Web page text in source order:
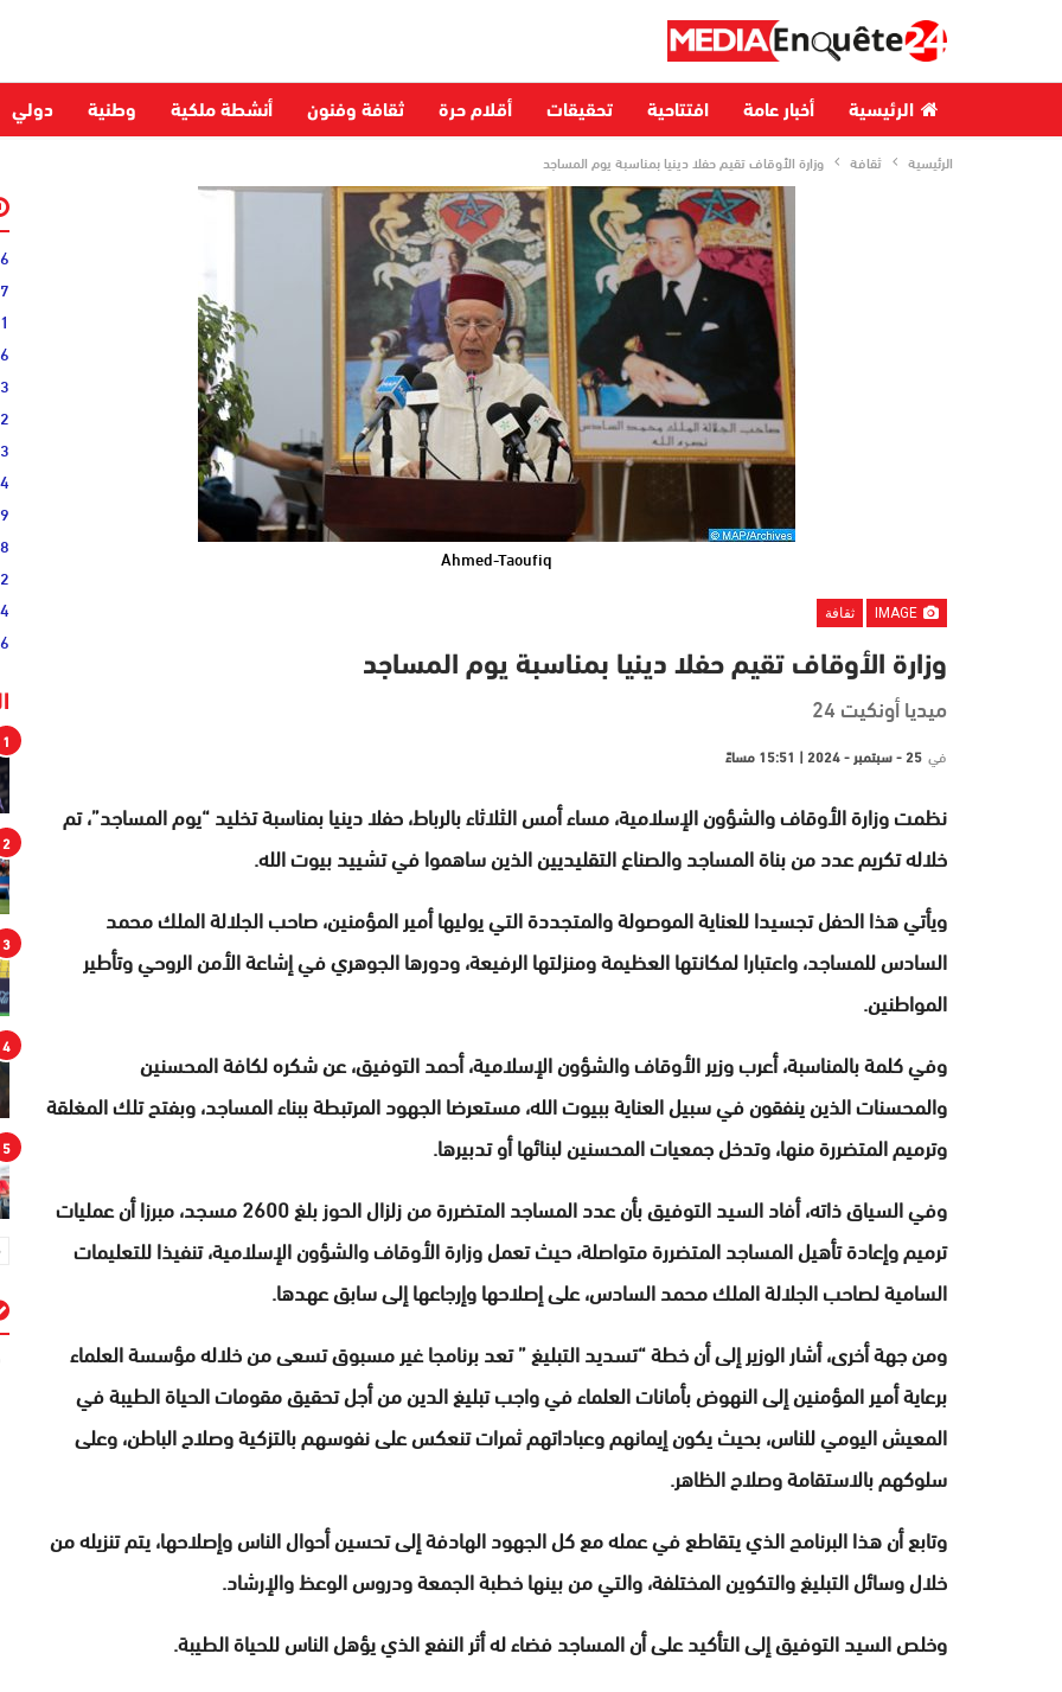
الرئيسية أخبار عامة افتتاحية تحقيقات أقلام حرة ثقافة وفنون أنشطة ملكية وطنية دولي
الرئيسية ثقافة وزارة الأوقاف تقيم حفلا دينيا بمناسبة يوم المساجد
Ahmed-Taoufiq
ثقافة
وزارة الأوقاف تقيم حفلا دينيا بمناسبة يوم المساجد
ميديا أونكيت 24
في 25 - سبتمبر - 2024 | 15:51 مساءً
نظمت وزارة الأوقاف والشؤون الإسلامية، مساء أمس الثلاثاء بالرباط، حفلا دينيا بمناسبة تخليد “يوم المساجد”، تم
خلاله تكريم عدد من بناة المساجد والصناع التقليديين الذين ساهموا في تشييد بيوت الله.
ويأتي هذا الحفل تجسيدا للعناية الموصولة والمتجددة التي يوليها أمير المؤمنين، صاحب الجلالة الملك محمد
السادس للمساجد، واعتبارا لمكانتها العظيمة ومنزلتها الرفيعة، ودورها الجوهري في إشاعة الأمن الروحي وتأطير
المواطنين.
وفي كلمة بالمناسبة، أعرب وزير الأوقاف والشؤون الإسلامية، أحمد التوفيق، عن شكره لكافة المحسنين
والمحسنات الذين ينفقون في سبيل العناية ببيوت الله، مستعرضا الجهود المرتبطة ببناء المساجد، وبفتح تلك المغلقة
وترميم المتضررة منها، وتدخل جمعيات المحسنين لبنائها أو تدبيرها.
وفي السياق ذاته، أفاد السيد التوفيق بأن عدد المساجد المتضررة من زلزال الحوز بلغ 2600 مسجد، مبرزا أن عمليات
ترميم وإعادة تأهيل المساجد المتضررة متواصلة، حيث تعمل وزارة الأوقاف والشؤون الإسلامية، تنفيذا للتعليمات
السامية لصاحب الجلالة الملك محمد السادس، على إصلاحها وإرجاعها إلى سابق عهدها.
ومن جهة أخرى، أشار الوزير إلى أن خطة “تسديد التبليغ ” تعد برنامجا غير مسبوق تسعى من خلاله مؤسسة العلماء
برعاية أمير المؤمنين إلى النهوض بأمانات العلماء في واجب تبليغ الدين من أجل تحقيق مقومات الحياة الطيبة في
المعيش اليومي للناس، بحيث يكون إيمانهم وعباداتهم ثمرات تنعكس على نفوسهم بالتزكية وصلاح الباطن، وعلى
سلوكهم بالاستقامة وصلاح الظاهر.
وتابع أن هذا البرنامج الذي يتقاطع في عمله مع كل الجهود الهادفة إلى تحسين أحوال الناس وإصلاحها، يتم تنزيله من
خلال وسائل التبليغ والتكوين المختلفة، والتي من بينها خطبة الجمعة ودروس الوعظ والإرشاد.
وخلص السيد التوفيق إلى التأكيد على أن المساجد فضاء له أثر النفع الذي يؤهل الناس للحياة الطيبة.
1
2
3
4
5